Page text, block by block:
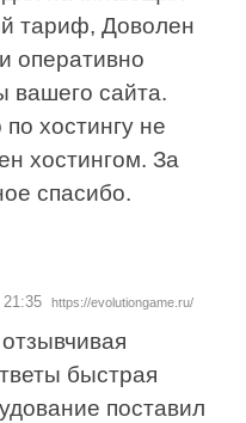
тариф, Доволен
оперативно
вашего сайта.
хостингу не
хостингом. За
спасибо.
21:35 https://evolutiongame.ru/
быстрая
поставил